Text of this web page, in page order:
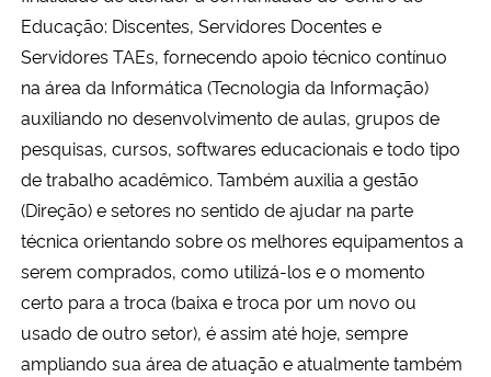
Ministério da Cidadania
Ministério da Ciência, Tecnologia, Inovações e Comunicações
Ministério do Meio Ambiente
Ministério do Turismo
Ministério do Desenvolvimento Regional
Educação: Discentes, Servidores Docentes e
Servidores TAEs, fornecendo apoio técnico contínuo
na área da Informática (Tecnologia da Informação)
auxiliando no desenvolvimento de aulas, grupos de
pesquisas, cursos, softwares educacionais e todo tipo
de trabalho acadêmico. Também auxilia a gestão
(Direção) e setores no sentido de ajudar na parte
técnica orientando sobre os melhores equipamentos a
serem comprados, como utilizá-los e o momento
certo para a troca (baixa e troca por um novo ou
usado de outro setor), é assim até hoje, sempre
ampliando sua área de atuação e atualmente também